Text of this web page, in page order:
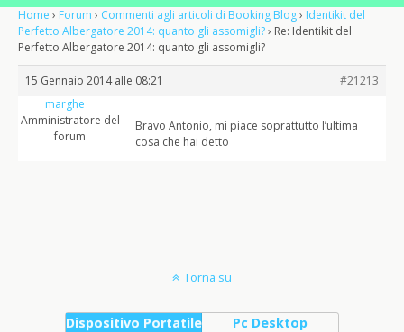
Home › Forum › Commenti agli articoli di Booking Blog› Identikit del
Perfetto Albergatore 2014: quanto gli assomigli?› Re: Identikit del
Perfetto Albergatore 2014: quanto gli assomigli?
15 Gennaio 2014 alle 08:21
#21213
marghe
Amministratore del
forum
Bravo Antonio, mi piace soprattutto l’ultima
cosa che hai detto
Torna su
Dispositivo Portatile Pc Desktop